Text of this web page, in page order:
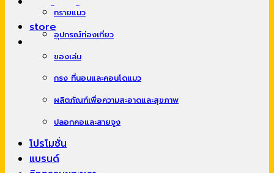
store
ทรายแมว
อุปกรณ์ท่องเที่ยว
ของเล่น
กรง ที่นอนและคอนโดแมว
ผลิตภัณฑ์เพื่อความสะอาดและสุขภาพ
ปลอกคอและสายจูง
โปรโมชั่น
แบรนด์